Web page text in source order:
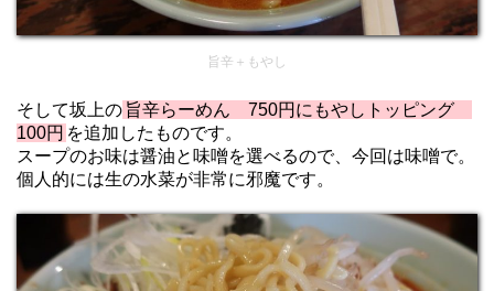
旨辛＋もやし
そして坂上の 旨辛らーめん 750円にもやしトッピング
100円 を追加したものです。
スープのお味は醤油と味噌を選べるので、今回は味噌で。
個人的には生の水菜が非常に邪魔です。